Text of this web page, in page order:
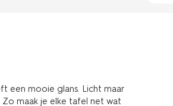
een mooie glans. Licht maar
maak je elke tafel net wat